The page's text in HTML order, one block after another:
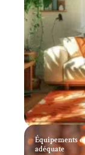
Équipements
adéquate